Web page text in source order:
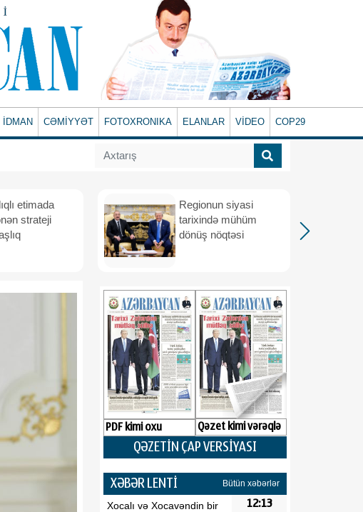
İDMAN CƏMİYYƏT FOTOXRONIKA ELANLAR VİDEO COP29
etimada
strateji
Regionun siyasi
tarixində mühüm
dönüş nöqtəsi
PDF kimi oxu Qəzet kimi vərəqlə
QƏZETİN ÇAP VERSİYASI
XƏBƏR LENTİ Bütün xəbərlər
Xocalı və Xocavəndin bir
12:13